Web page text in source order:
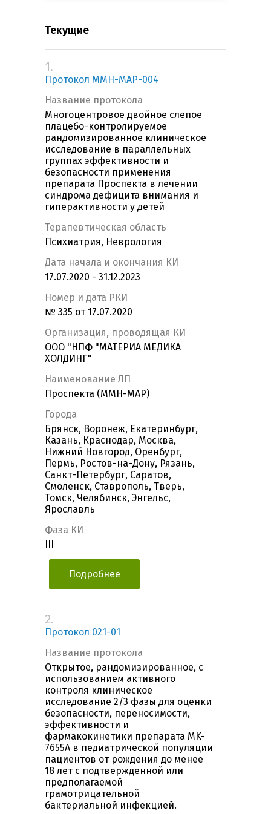
Текущие
1.
Протокол MMH-MAP-004
Название протокола
Многоцентровое двойное слепое
плацебо-контролируемое
рандомизированное клиническое
исследование в параллельных
группах эффективности и
безопасности применения
препарата Проспекта в лечении
синдрома дефицита внимания и
гиперактивности у детей
Терапевтическая область
Психиатрия, Неврология
Дата начала и окончания КИ
17.07.2020 - 31.12.2023
Номер и дата РКИ
№ 335 от 17.07.2020
Организация, проводящая КИ
ООО "НПФ "МАТЕРИА МЕДИКА
ХОЛДИНГ"
Наименование ЛП
Проспекта (ММН-МАР)
Города
Брянск, Воронеж, Екатеринбург,
Казань, Краснодар, Москва,
Нижний Новгород, Оренбург,
Пермь, Ростов-на-Дону, Рязань,
Санкт-Петербург, Саратов,
Смоленск, Ставрополь, Тверь,
Томск, Челябинск, Энгельс,
Ярославль
Фаза КИ
Подробнее
2.
Протокол 021-01
Название протокола
Открытое, рандомизированное, с
использованием активного
контроля клиническое
исследование 2/3 фазы для оценки
безопасности, переносимости,
эффективности и
фармакокинетики препарата MK-
7655A в педиатрической популяции
пациентов от рождения до менее
18 лет с подтвержденной или
предполагаемой
грамотрицательной
бактериальной инфекцией.